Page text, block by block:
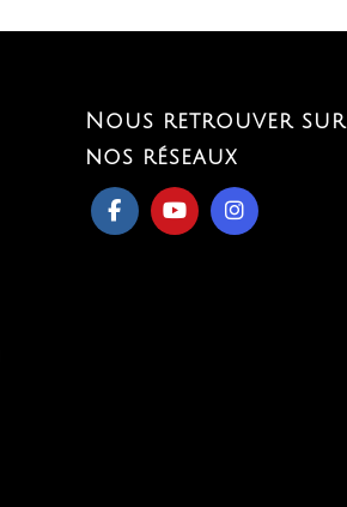
Nous retrouver sur
nos réseaux